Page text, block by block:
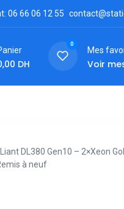
06 66 06 12 55
DH
0
Mes
Voir
DL380 Gen10 – 2×Xeon
à neuf